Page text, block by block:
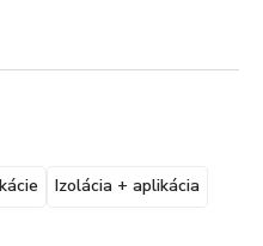
Izolácia + aplikácia